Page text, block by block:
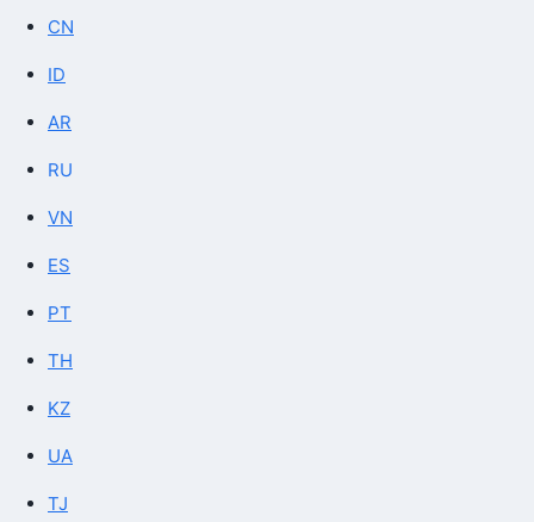
CN
ID
AR
RU
VN
ES
PT
TH
KZ
UA
TJ